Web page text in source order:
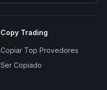
Copy Trading
Copiar Top Provedores
Ser Copiado